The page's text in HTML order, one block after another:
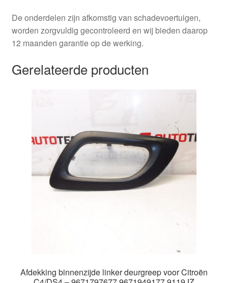
De onderdelen zijn afkomstig van schadevoertuigen,
worden zorgvuldig gecontroleerd en wij bieden daarop
12 maanden garantie op de werking.
Gerelateerde producten
Afdekking binnenzijde linker deurgreep voor Citroën